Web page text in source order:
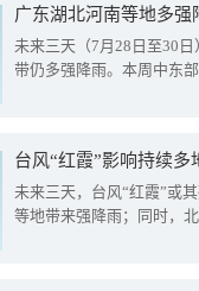
广东湖北河南等地多
未来三天（7月28日至30
带仍多强降雨。本周中东
台风“红霞”影响持续
未来三天，台风“红霞”或
等地带来强降雨；同时，